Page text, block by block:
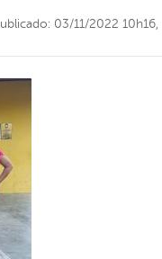
03/11/2022 10h16,